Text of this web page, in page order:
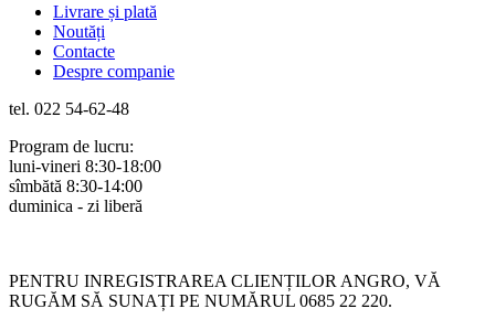
Livrare și plată
Noutăți
Contacte
Despre companie
tel. 022 54-62-48
Program de lucru:
luni-vineri 8:30-18:00
sîmbătă 8:30-14:00
duminica - zi liberă
PENTRU INREGISTRAREA CLIENȚILOR ANGRO, VĂ
RUGĂM SĂ SUNAȚI PE NUMĂRUL 0685 22 220.